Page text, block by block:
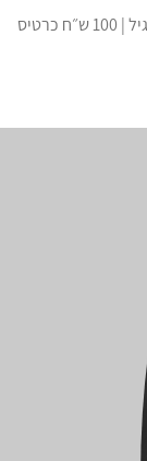
85 ש״ח כרטיס במכירה מוקדמת | 95 ש״ח כרטיס רגיל | 100 ש״ח כרטיס